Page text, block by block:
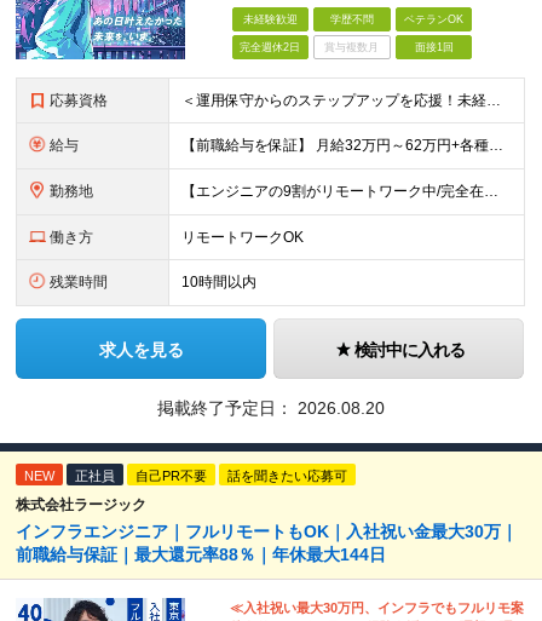
未経験歓迎 学歴不問 ベテランOK
完全週休2日 賞与複数月 面接1回
応募資格 ＜運用保守からのステップアップを応援！未経験からの挑戦も大歓迎です♪＞ ■インフラエンジニアとして何らかの実務経験がある方（経験領域不問） ■学歴不問 【こんな方にピッタリの環境です！】 ・運用保守
給与 【前職給与を保証】 月給32万円～62万円+各種手当+決算賞与 ★資格手当や資格取得報奨金、役職手当など待遇、福利厚生が充実！ ★1年で年収60万円以上アップした社員が多数！ ※経験・スキルを考慮
勤務地 【エンジニアの9割がリモートワーク中/完全在宅ワークで働くメンバーも◎】 現在、エンジニアの約9割がリモートワークを実施。 そのうち約3割がフルリモートで勤務しており、地方在住のメンバーも活躍していま
働き方 リモートワークOK
残業時間 10時間以内
求人を見る 検討中に入れる
掲載終了予定日： 2026.08.20
NEW 正社員 自己PR不要 話を聞きたい応募可
株式会社ラージック
インフラエンジニア｜フルリモートもOK｜入社祝い金最大30万｜
前職給与保証｜最大還元率88％｜年休最大144日
≪入社祝い最大30万円、インフラでもフルリモ案